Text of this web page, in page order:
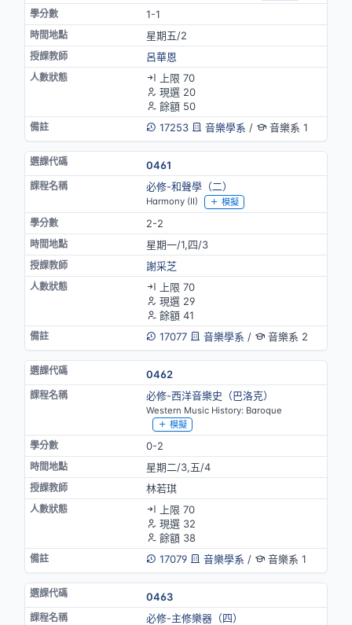
1-1
星期五/2
呂華恩
上限 70
現選 20
餘額 50
17253
音樂學系 / 音樂系 1
0461
必修-和聲學（二）
Harmony (II) 模擬
2-2
星期一/1,四/3
謝采芝
上限 70
現選 29
餘額 41
17077
音樂學系 / 音樂系 2
0462
必修-西洋音樂史（巴洛克）
Western Music History: Baroque
模擬
0-2
星期二/3,五/4
林若琪
上限 70
現選 32
餘額 38
17079
音樂學系 / 音樂系 1
0463
必修-主修樂器（四）